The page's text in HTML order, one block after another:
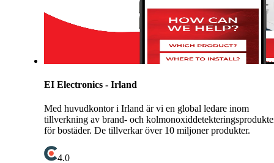
EI Electronics - Irland
Med huvudkontor i Irland är vi en global ledare inom
tillverkning av brand- och
för bostäder. De tillverkar över 10 miljoner produkter.
4.0